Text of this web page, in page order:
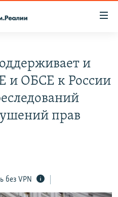
СОПРОТИВЛЕНИЯ
и
и ОБСЕ к России
прав
без VPN